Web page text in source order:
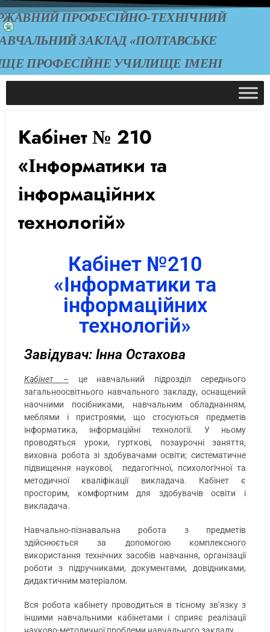
ПРОФЕСІЙНО-ТЕХНІЧНИЙ
ЗАКЛАД «ПОЛТАВСЬКЕ
ПРОФЕСІЙНЕ УЧИЛИЩЕ ІМЕНІ
Кабінет № 210
«Інформатики та
інформаційних
технологій»
Кабінет №210
«Інформатики та
інформаційних
технологій»
Завідувач: Інна Остахова
Кабінет – це навчальний підрозділ середнього
загальноосвітнього навчального закладу, оснащений
наочними посібниками, навчальним обладнанням,
меблями і пристроями, що стосуються предметів
інформатика, інформаційні технології. У ньому
проводяться уроки, гурткові, позаурочні заняття,
виховна робота зі здобувачами освіти; систематичне
підвищення наукової, педагогічної, психологічної та
методичної кваліфікації викладача. Кабінет є
просторим, комфортним для здобувачів освіти і
викладача.
Навчально-пізнавальна робота з предметів
здійснюється за допомогою комплексного
використання технічних засобів навчання, організації
роботи з підручниками, документами, довідниками,
дидактичним матеріалом.
Вся робота кабінету проводиться в тісному зв’язку з
іншими навчальними кабінетами і сприяє реалізації